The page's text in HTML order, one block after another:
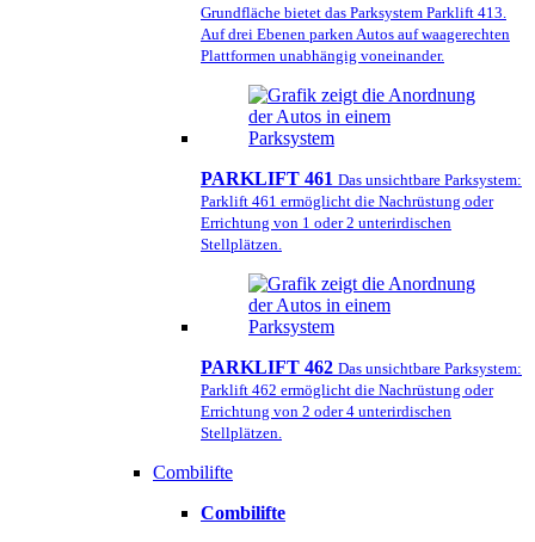
Grundfläche bietet das Parksystem Parklift 413.
Auf drei Ebenen parken Autos auf waagerechten
Plattformen unabhängig voneinander.
PARKLIFT 461 Das unsichtbare Parksystem:
Parklift 461 ermöglicht die Nachrüstung oder
Errichtung von 1 oder 2 unterirdischen
Stellplätzen.
PARKLIFT 462 Das unsichtbare Parksystem:
Parklift 462 ermöglicht die Nachrüstung oder
Errichtung von 2 oder 4 unterirdischen
Stellplätzen.
Combilifte
Combilifte